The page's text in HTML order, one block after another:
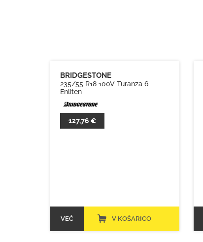
BRIDGESTONE
235/55 R18 100V Turanza 6
Enliten
127,76 €
VEČ V KOŠARICO